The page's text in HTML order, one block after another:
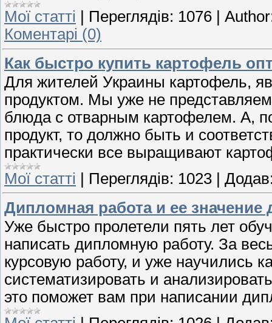
Мої статті
Переглядів: 1076
Коментарі (0)
Как быстро купить картофель
Для жителей Украины картофель,
продуктом. Мы уже не
блюда с отварным картофелем. А,
продукт, то должно быть и
практически все выращивают
Мої статті
Переглядів: 1023
Дипломная работа и ее значение
Уже быстро пролетели пять лет
написать дипломную работу. За
курсовую работу, и уже научились
систематизировать и
это поможет вам при написании